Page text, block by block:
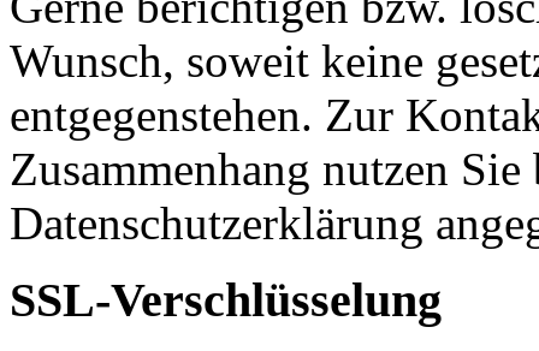
Wunsch, soweit keine
entgegenstehen. Zur
Zusammenhang nutzen
Datenschutzerklärung
SSL-Verschlüsselung